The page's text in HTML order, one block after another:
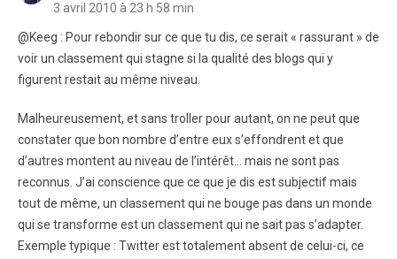
3 avril 2010 à 23 h 58 min
@Keeg : Pour rebondir sur ce que tu dis, ce serait « rassurant » de
voir un classement qui stagne si la qualité des blogs qui y
figurent restait au même niveau.
Malheureusement, et sans troller pour autant, on ne peut que
constater que bon nombre d’entre eux s’effondrent et que
d’autres montent au niveau de l’intérêt… mais ne sont pas
reconnus. J’ai conscience que ce que je dis est subjectif mais
tout de même, un classement qui ne bouge pas dans un monde
qui se transforme est un classement qui ne sait pas s’adapter.
Exemple typique : Twitter est totalement absent de celui-ci, ce